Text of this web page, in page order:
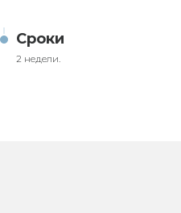
Сроки
2 недели.